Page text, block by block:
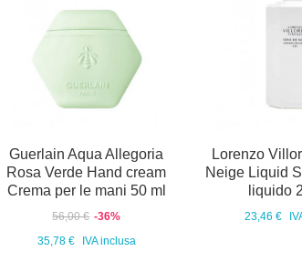
Guerlain Aqua Allegoria
Rosa Verde Hand cream
Crema per le mani 50 ml
56,00 € -36%
35,78 €
IVA inclusa
Lorenzo
Neige Liquid
liquido
23,46 €